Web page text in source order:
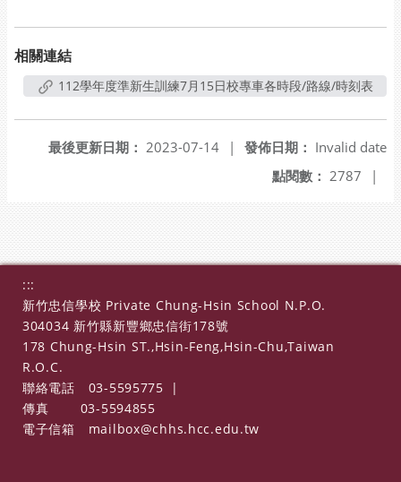
相關連結
112學年度準新生訓練7月15日校專車各時段/路線/時刻表
發佈日期： Invalid date
最後更新日期： 2023-07-14
|
點閱數： 2787 |
:::
新竹忠信學校 Private Chung-Hsin School N.P.O.
304034 新竹縣新豐鄉忠信街178號
178 Chung-Hsin ST.,Hsin-Feng,Hsin-Chu,Taiwan
R.O.C.
聯絡電話
03-5595775
|
傳真
03-5594855
電子信箱
mailbox@chhs.hcc.edu.tw